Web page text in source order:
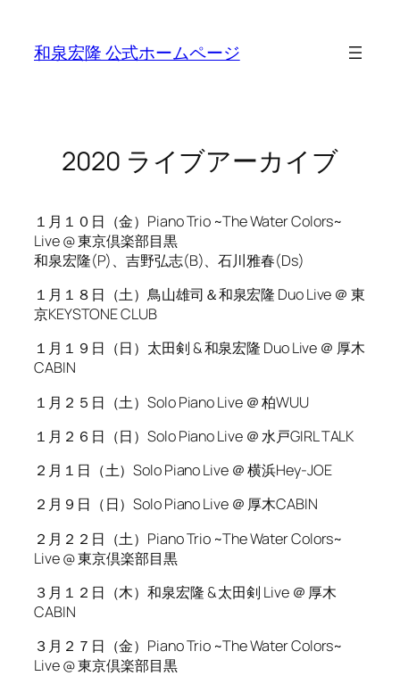
content
和泉宏隆 公式ホームページ
2020 ライブアーカイブ
１月１０日（金）Piano Trio ~The Water Colors~
Live @ 東京倶楽部目黒
和泉宏隆(P)、吉野弘志(B)、石川雅春(Ds)
１月１８日（土）鳥山雄司＆和泉宏隆 Duo Live ＠ 東
京KEYSTONE CLUB
１月１９日（日）太田剣 & 和泉宏隆 Duo Live ＠ 厚木
CABIN
１月２５日（土）Solo Piano Live ＠ 柏WUU
１月２６日（日）Solo Piano Live ＠ 水戸GIRL TALK
２月１日（土）Solo Piano Live ＠ 横浜Hey-JOE
２月９日（日）Solo Piano Live ＠ 厚木CABIN
２月２２日（土）Piano Trio ~The Water Colors~
Live @ 東京倶楽部目黒
３月１２日（木）和泉宏隆 & 太田剣 Live ＠ 厚木
CABIN
３月２７日（金）Piano Trio ~The Water Colors~
Live @ 東京倶楽部目黒